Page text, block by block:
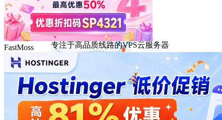
DMIT
专注于高品质线路的VPS云服务器
FastMoss